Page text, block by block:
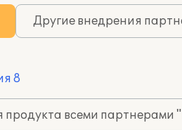
Другие внедрения
8
продукта всеми партнерами